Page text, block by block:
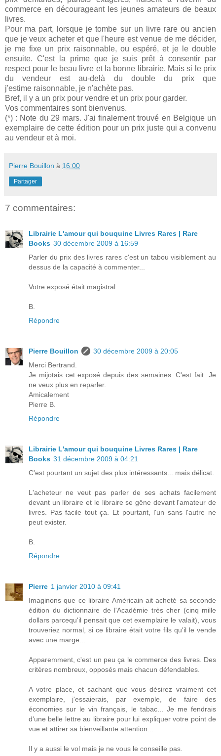
commerce en décourageant les jeunes amateurs de beaux
livres.
Pour ma part, lorsque je tombe sur un livre rare ou ancien
que je veux acheter et que l'heure est venue de me décider,
je me fixe un prix raisonnable, ou espéré, et je le double
ensuite. C'est la prime que je suis prêt à consentir par
respect pour le beau livre et la bonne librairie. Mais si le prix
du vendeur est au-delà du double du prix que
j'estime raisonnable, je n'achète pas.
Bref, il y a un prix pour vendre et un prix pour garder.
Vos commentaires sont bienvenus.
(*) : Note du 29 mars. J'ai finalement trouvé en Belgique un
exemplaire de cette édition pour un prix juste qui a convenu
au vendeur et à moi.
Pierre Bouillon à 16:00
Partager
7 commentaires:
Librairie L'amour qui bouquine Livres Rares | Rare
Books 30 décembre 2009 à 16:59
Parler du prix des livres rares c'est un tabou visiblement au
dessus de la capacité à commenter...
Votre exposé était magistral.
B.
Répondre
Pierre Bouillon
30 décembre 2009 à 20:05
Merci Bertrand.
Je mijotais cet exposé depuis des semaines. C'est fait. Je
ne veux plus en reparler.
Amicalement
Pierre B.
Répondre
Librairie L'amour qui bouquine Livres Rares | Rare
Books 31 décembre 2009 à 04:21
C'est pourtant un sujet des plus intéressants... mais délicat.
L'acheteur ne veut pas parler de ses achats facilement
devant un libraire et le libraire se gêne devant l'amateur de
livres. Pas facile tout ça. Et pourtant, l'un sans l'autre ne
peut exister.
B.
Répondre
Pierre 1 janvier 2010 à 09:41
Imaginons que ce libraire Américain ait acheté sa seconde
édition du dictionnaire de l'Académie très cher (cinq mille
dollars parcequ'il pensait que cet exemplaire le valait), vous
trouveriez normal, si ce libraire était votre fils qu'il le vende
avec une marge...
Apparemment, c'est un peu ça le commerce des livres. Des
critères nombreux, opposés mais chacun défendables.
A votre place, et sachant que vous désirez vraiment cet
exemplaire, j'essaierais, par exemple, de faire des
économies sur le vin français, le tabac... Je me fendrais
d'une belle lettre au libraire pour lui expliquer votre point de
vue et attirer sa bienveillante attention...
Il y a aussi le vol mais je ne vous le conseille pas.